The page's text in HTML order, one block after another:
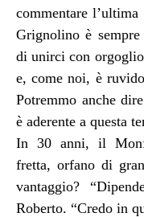
commentare
Grignolino è
di unirci con
e, come noi, è
Potremmo anche
è aderente a questa
In 30 anni, il
fretta, orfano di
vantaggio?
Roberto. “Credo in